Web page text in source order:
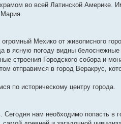
во всей Латинской Америке.
Мехико от живописного
в ясную погоду видны
строения Городского собора и
отправимся в город Веракрус,
по историческому центру города.
нам необходимо попасть в